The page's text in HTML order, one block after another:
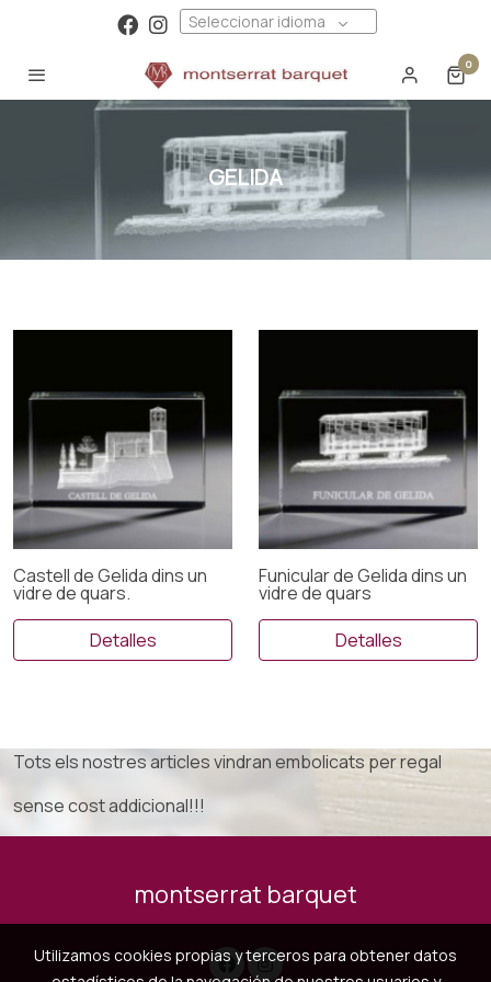
Seleccionar idioma
0
GELIDA
Castell de Gelida dins un
vidre de quars.
Detalles
Funicular de Gelida dins un
vidre de quars
Detalles
Tots els nostres articles vindran embolicats per regal
sense cost addicional!!!
montserrat barquet
Utilizamos cookies propias y terceros para obtener datos